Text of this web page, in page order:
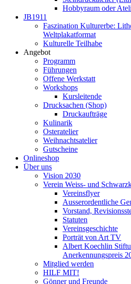
Hobbyraum oder
JB1911
Faszination Kulturerbe:
Weltplakatformat
Kulturelle Teilhabe
Angebot
Programm
Führungen
Offene Werkstatt
Workshops
Kursleitende
Drucksachen (Shop)
Druckaufträge
Kulinarik
Osteratelier
Weihnachtsatelier
Gutscheine
Onlineshop
Über uns
Vision 2030
Verein Weiss- und
Vereinsflyer
Ausserordentliche
Vorstand,
Statuten
Vereinsgeschichte
Porträt von Art TV
Albert Koechlin
Anerkennungspreis
Mitglied werden
HILF MIT!
Gönner und Freunde